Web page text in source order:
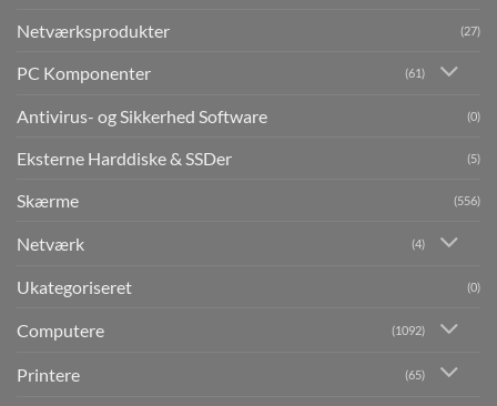
Netværksprodukter (27)
PC Komponenter (61)
Antivirus- og Sikkerhed Software (0)
Eksterne Harddiske & SSDer (5)
Skærme (556)
Netværk (4)
Ukategoriseret (0)
Computere (1092)
Printere (65)